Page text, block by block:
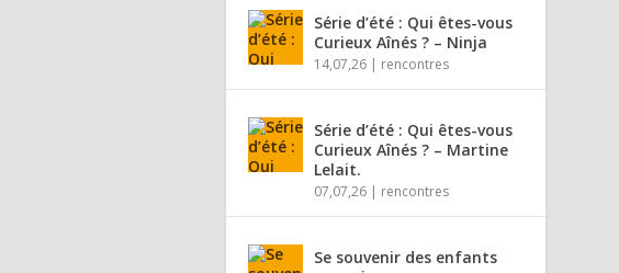
Série d’été : Qui êtes-vous
Curieux Aînés ? – Ninja
14,07,26 | rencontres
Série d’été : Qui êtes-vous
Curieux Aînés ? – Martine
Lelait.
07,07,26 | rencontres
Se souvenir des enfants